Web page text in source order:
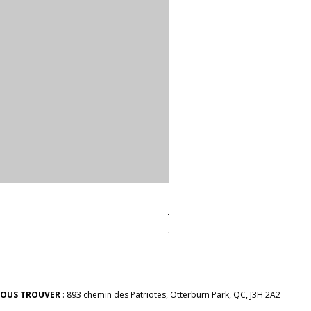
Prix
38,00 $
TROUVER : 893 chemin des Patriotes, Otterburn Park, QC, J3H 2A2